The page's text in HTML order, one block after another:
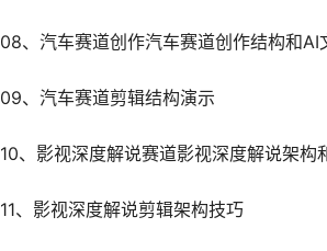
08、汽车赛道创作汽车赛道创作结构和AI
09、汽车赛道剪辑结构演示
10、影视深度解说赛道影视深度解说架构
11、影视深度解说剪辑架构技巧